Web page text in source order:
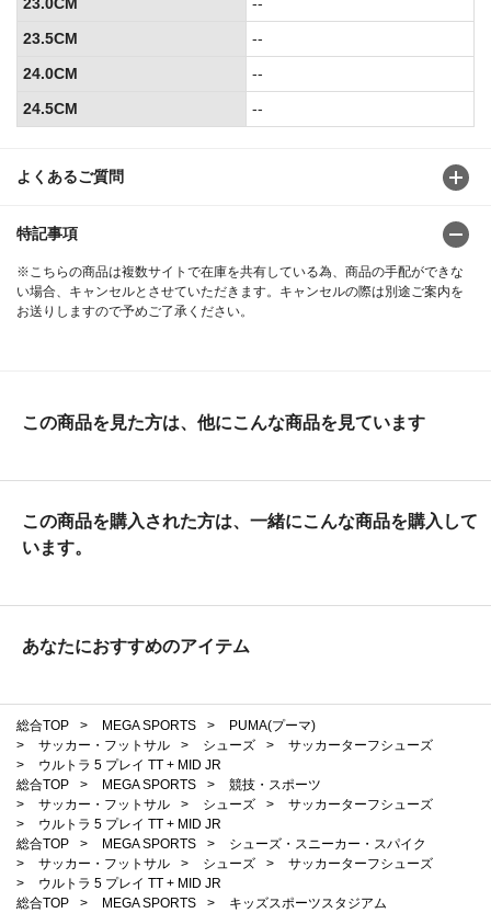
よくあるご質問
特記事項
※こちらの商品は複数サイトで在庫を共有している為、商品の手配ができな
い場合、キャンセルとさせていただきます。キャンセルの際は別途ご案内を
お送りしますので予めご了承ください。
23.5CM
--
24.0CM
--
24.5CM
--
この商品を見た方は、他にこんな商品を見ています
この商品を購入された方は、一緒にこんな商品を購入して
います。
あなたにおすすめのアイテム
総合TOP > MEGA SPORTS >
PUMA(プーマ)
>
サッカー・フットサル > シューズ >
サッカーターフシューズ
>
ウルトラ 5 プレイ TT + MID JR
総合TOP
> MEGA SPORTS >
競技・スポーツ
>
サッカー・フットサル > シューズ >
サッカーターフシューズ
>
ウルトラ 5 プレイ TT + MID JR
総合TOP
> MEGA SPORTS >
シューズ・スニーカー・スパイク
>
サッカー・フットサル > シューズ >
サッカーターフシューズ
>
ウルトラ 5 プレイ TT + MID JR
総合TOP
> MEGA SPORTS >
キッズスポーツスタジアム